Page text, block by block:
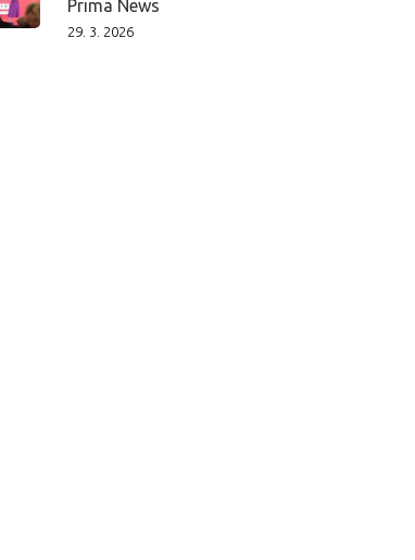
Prima News
29. 3. 2026